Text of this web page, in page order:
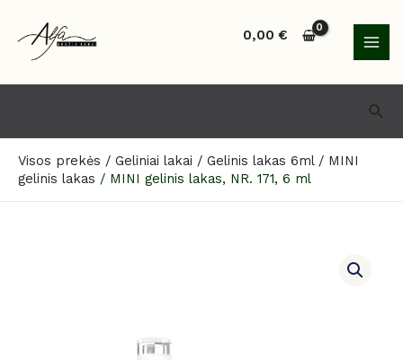
turinio
0,00€
Visos prekės / Geliniai lakai / Gelinis lakas 6ml/ MINI
gelinis lakas / MINI gelinis lakas, NR. 171, 6 ml